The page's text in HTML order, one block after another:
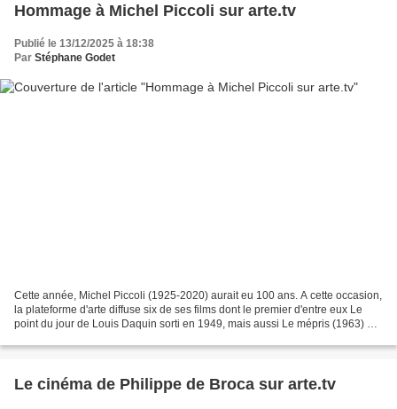
Hommage à Michel Piccoli sur arte.tv
Publié le 13/12/2025 à 18:38
Par Stéphane Godet
Cette année, Michel Piccoli (1925-2020) aurait eu 100 ans. A cette occasion,
la plateforme d'arte diffuse six de ses films dont le premier d'entre eux Le
point du jour de Louis Daquin sorti en 1949, mais aussi Le mépris (1963) de
Le cinéma de Philippe de Broca sur arte.tv